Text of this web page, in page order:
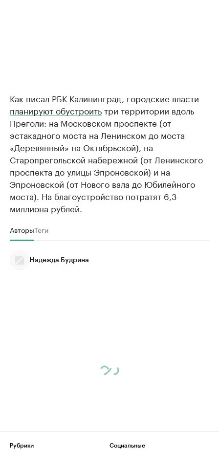
Как писал РБК Калининград, городские власти
планируют обустроитьтри территории вдоль
Преголи: на Московском проспекте (от
эстакадного моста на Ленинском до моста
«Деревянный» на Октябрьской), на
Старопрегольской набережной (от Ленинского
проспекта до улицы Эпроновской) и на
Эпроновской (от Нового вала до Юбилейного
моста). На благоустройство потратят 6,3
миллиона рублей.
АвторыТеги
Надежда Будрина
Рубрики
Социальные